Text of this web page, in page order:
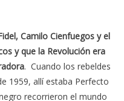
Camilo Cienfuegos y el
y que la Revolución era
. Cuando los rebeldes
1959, allí estaba Perfecto
recorrieron el mundo